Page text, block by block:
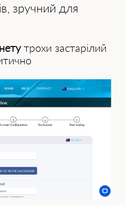
зручний для
трохи застарілий